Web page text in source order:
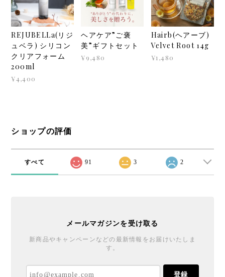
REJUBELLa(リジ
ュベラ) シリコン
クリアフォーム
200ml
¥4,400
ヘアケア”ご褒
美”ギフトセット
¥9,480
Hairb(ヘアーブ)
Velvet Root 14g
¥1,480
ショップの評価
すべて 91 3 2
メールマガジンを受け取る
新商品やキャンペーンなどの最新情報をお届けいたしま
す。
登録